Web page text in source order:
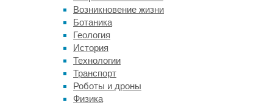
Возникновение жизни
Ботаника
Геология
История
Технологии
Транспорт
Роботы и дроны
Физика
особенности:
они
оказались
медленнее
продолжительнее
обычных
подземных